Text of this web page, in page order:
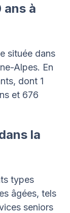
ans à
située dans
Alpes. En
dont 1
et 676
la
types
âgées, tels
seniors